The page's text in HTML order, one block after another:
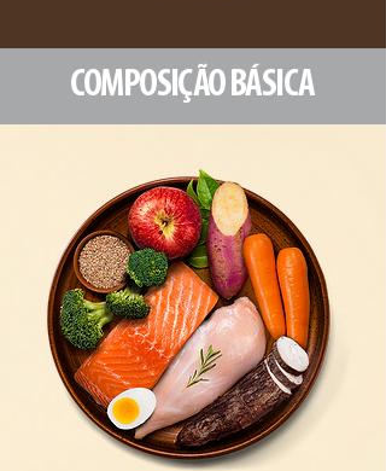
COMPOSIÇÃO BÁSICA